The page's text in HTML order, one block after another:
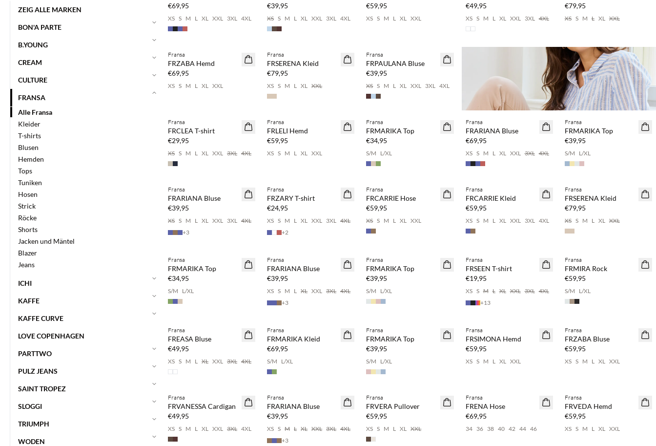
ZEIG ALLE MARKEN
BON'A PARTE
B.YOUNG
CREAM
CULTURE
FRANSA
Alle Fransa
Kleider
T-shirts
Blusen
Hemden
Tops
Tuniken
Hosen
Strick
Röcke
Shorts
Jacken und Mäntel
Blazer
Jeans
ICHI
KAFFE
KAFFE CURVE
LOVE COPENHAGEN
PARTTWO
PULZ JEANS
SAINT TROPEZ
SLOGGI
TRIUMPH
WODEN
€69,95
XS S M L XL XXL 3XL 4XL
€39,95
XS S M L XL XXL 3XL 4XL
€59,95
XS S M L XL XXL
€49,95
XS S M L XL XXL 3XL 4XL
€79,95
XS S M L XL XXL
NEUHEITEN
Fransa
FRZABA Hemd
€69,95
XS S M L XL XXL
NEUHEITEN
Fransa
FRSERENA Kleid
€79,95
XS S M L XL XXL
NEUHEITEN
Fransa
FRPAULANA Bluse
€39,95
XS S M L XL XXL 3XL 4XL
NEUHEITEN
Fransa
FRCLEA T-shirt
€29,95
XS S M L XL XXL 3XL 4XL
NEUHEITEN
Fransa
FRLELI Hemd
€59,95
XS S M L XL XXL
Fransa
FRMARIKA Top
€34,95
S/M L/XL
NEUHEITEN
Kaufe mind. 2 & spare 20 %
Fransa
FRARIANA Bluse
€69,95
XS S M L XL XXL 3XL 4XL
Fransa
FRMARIKA Top
€39,95
S/M L/XL
NEUHEITEN
Fransa
FRARIANA Bluse
€39,95
XS S M L XL XXL 3XL 4XL
+3
NEUHEITEN
Fransa
FRZARY T-shirt
€24,95
XS S M L XL XXL 3XL 4XL
+2
NEUHEITEN
Fransa
FRCARRIE Hose
€59,95
XS S M L XL XXL
NEUHEITEN
Fransa
FRCARRIE Kleid
€59,95
XS S M L XL XXL 3XL 4XL
NEUHEITEN
Fransa
FRSERENA Kleid
€79,95
XS S M L XL XXL
NEUHEITEN
Fransa
FRMARIKA Top
€34,95
S/M L/XL
NEUHEITEN
Fransa
FRARIANA Bluse
€39,95
XS S M L XL XXL 3XL 4XL
+3
Fransa
FRMARIKA Top
€39,95
S/M L/XL
NEUHEITEN
Fransa
FRSEEN T-shirt
€19,95
XS S M L XL XXL 3XL 4XL
+13
Fransa
FRMIRA Rock
€59,95
S/M L/XL
NEUHEITEN
Fransa
FREASA Bluse
€49,95
XS S M L XL XXL 3XL 4XL
Fransa
FRMARIKA Kleid
€69,95
S/M L/XL
Fransa
FRMARIKA Top
€39,95
S/M L/XL
NEUHEITEN
Fransa
FRSIMONA Hemd
€59,95
XS S M L XL XXL
NEUHEITEN
Fransa
FRZABA Bluse
€59,95
XS S M L XL XXL
NEUHEITEN
Fransa
FRVANESSA Cardigan
€49,95
XS S M L XL XXL 3XL 4XL
NEUHEITEN
Fransa
FRARIANA Bluse
€39,95
XS S M L XL XXL 3XL 4XL
+3
NEUHEITEN
Fransa
FRVERA Pullover
€59,95
XS S M L XL XXL
NEUHEITEN
Fransa
FRENA Hose
€69,95
34 36 38 40 42 44 46
NEUHEITEN
Fransa
FRVEDA Hemd
€59,95
XS S M L XL XXL